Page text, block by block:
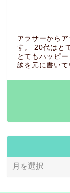
アラサーから
す。 20代はと
とてもハッピ
談を元に書いて